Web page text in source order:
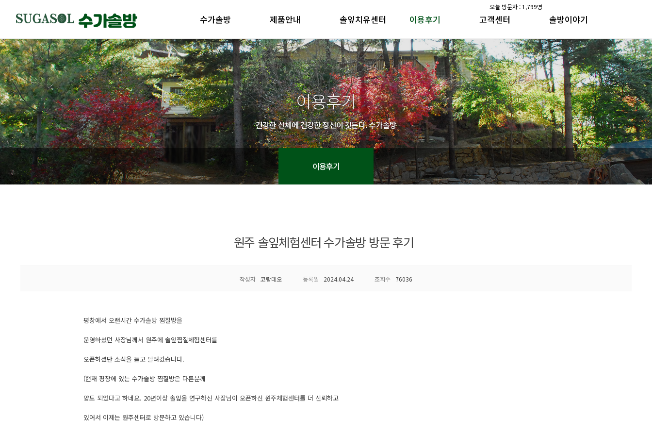
오늘 방문자 : 1,799명
수가솔방 제품안내 솔잎치유센터 이용후기 고객센터 솔방이야기
수가솔방 소개
제품철학
제품안내
제품의 특징
솔잎치유센터 이용후기
공지사항
갤러리
수가솔방 방송일지
솔방지기 건강이야기
수가솔방 소개
제품안내
솔잎치유센터 이용후기
공지사항
수가솔방 방송일지
솔방지기 건강이야기
이용후기
건강한 신체에 건강한 정신이 깃든다. 수가솔방
이용후기
원주 솔잎체험센터 수가솔방 방문 후기
작성자 코람데오 등록일 2024.04.24 조회수 76036
평창에서 오랜시간 수가솔방 찜질방을
운영하셨던 사장님께서 원주에 솔잎찜질체험센터를
오픈하셨단 소식을 듣고 달려갔습니다.
(현재 평창에 있는 수가솔방 찜질방은 다른분께
양도 되었다고 하네요. 20년이상 솔잎을 연구하신 사장님이 오픈하신 원주체험센터를 더 신뢰하고
있어서 이제는 원주센터로 방문하고 있습니다)